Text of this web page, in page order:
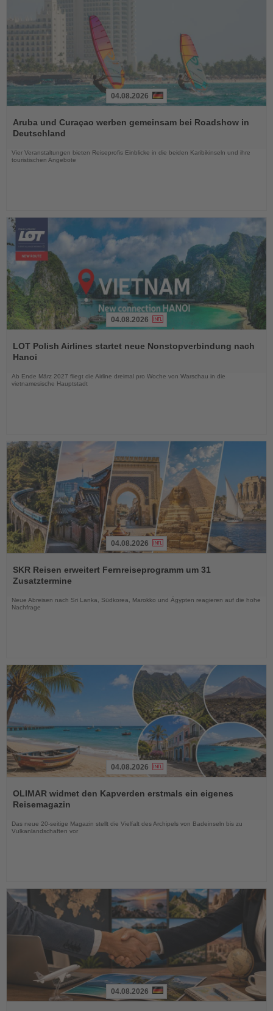
Sie
die
04.08.2026
Aruba und Curaçao werben gemeinsam bei Roadshow in
Deutschland
Vier Veranstaltungen bieten Reiseprofis Einblicke in die beiden Karibikinseln und ihre
touristischen Angebote
Sie
die
04.08.2026
LOT Polish Airlines startet neue Nonstopverbindung nach
Hanoi
Ab Ende März 2027 fliegt die Airline dreimal pro Woche von Warschau in die
vietnamesische Hauptstadt
Sie
die
04.08.2026
SKR Reisen erweitert Fernreiseprogramm um 31
Zusatztermine
Neue Abreisen nach Sri Lanka, Südkorea, Marokko und Ägypten reagieren auf die hohe
Nachfrage
Sie
die
Nachrichten
04.08.2026
OLIMAR widmet den Kapverden erstmals ein eigenes
Reisemagazin
Das neue 20-seitige Magazin stellt die Vielfalt des Archipels von Badeinseln bis zu
Vulkanlandschaften vor
04.08.2026